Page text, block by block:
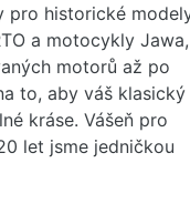
pro historické
a motocykly Jawa,
motorů až po
to, aby váš klasický
kráse. Vášeň pro
let jsme jedničkou